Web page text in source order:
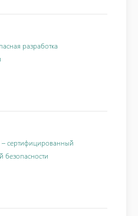
разработка
– сертифицированный